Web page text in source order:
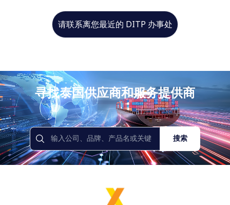
请联系离您最近的 DITP 办事处
寻找泰国供应商和服务提供商
搜索